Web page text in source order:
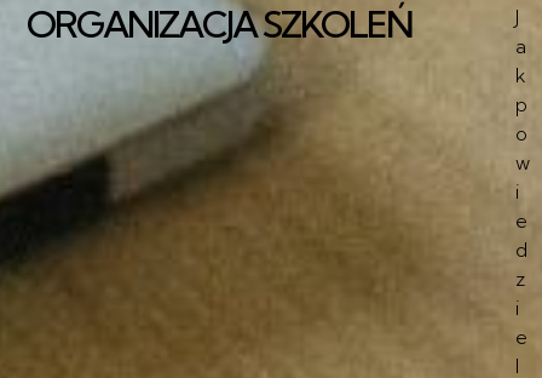
ORGANIZACJA SZKOLEŃ
J
a
k
p
o
w
i
e
d
z
i
e
l